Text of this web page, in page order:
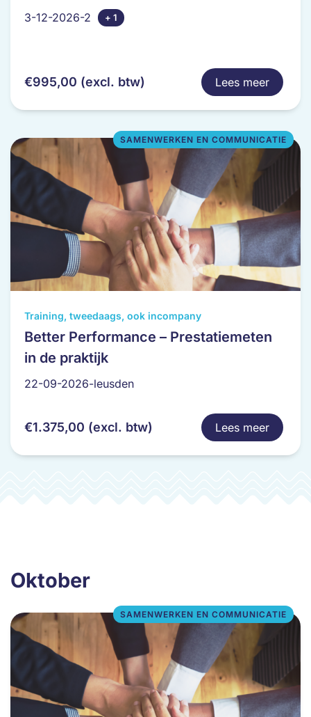
3-12-2026-2 + 1
€995,00 (excl. btw) Lees meer
meerdere
kan
op
de
productpagina
Training, tweedaags, ook incompany
Better Performance – Prestatiemeten
in de praktijk
22-09-2026-leusden
SAMENWERKEN EN COMMUNICATIE
€1.375,00 (excl. btw) Lees meer
Dit
product
heeft
meerdere
variaties.
kan
Oktober
SAMENWERKEN EN COMMUNICATIE